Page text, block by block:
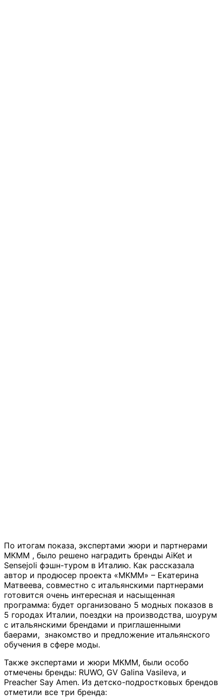
По итогам показа, экспертами жюри и партнерами
МКММ , было решено наградить бренды AiKet и
Sensejoli фэшн-туром в Италию. Как рассказала
автор и продюсер проекта «МКММ» – Екатерина
Матвеева, совместно с итальянскими партнерами
готовится очень интересная и насыщенная
программа: будет организовано 5 модных показов в
5 городах Италии, поездки на производства, шоурум
с итальянскими брендами и приглашенными
баерами, знакомство и предложение итальянского
обучения в сфере моды.
Также экспертами и жюри МКММ, были особо
отмечены бренды: RUWO, GV Galina Vasileva, и
Preacher Say Amen. Из детско-подростковых брендов
отметили все три бренда: